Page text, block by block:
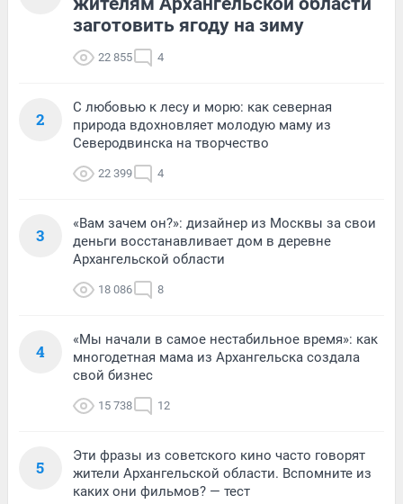
заготовить ягоду на зиму
22 855 4
2
С любовью к лесу и морю: как северная
природа вдохновляет молодую маму из
Северодвинска на творчество
22 399 4
3
«Вам зачем он?»: дизайнер из Москвы за свои
деньги восстанавливает дом в деревне
Архангельской области
18 086 8
4
«Мы начали в самое нестабильное время»: как
многодетная мама из Архангельска создала
свой бизнес
15 738 12
5
Эти фразы из советского кино часто говорят
жители Архангельской области. Вспомните из
каких они фильмов? — тест